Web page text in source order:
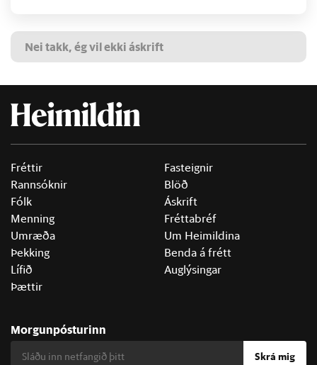
Nei takk, ég vil ekki áskrift
Fréttir
Rannsóknir
Fólk
Menning
Umræða
Þekking
Lífið
Þættir
Fasteignir
Blöð
Áskrift
Fréttabréf
Um Heimildina
Benda á frétt
Auglýsingar
Morgunpósturinn
Skrá mig